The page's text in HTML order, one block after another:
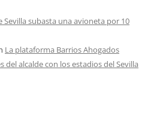
Sevilla subasta una avioneta por 10
La plataforma Barrios Ahogados
del alcalde con los estadios del Sevilla